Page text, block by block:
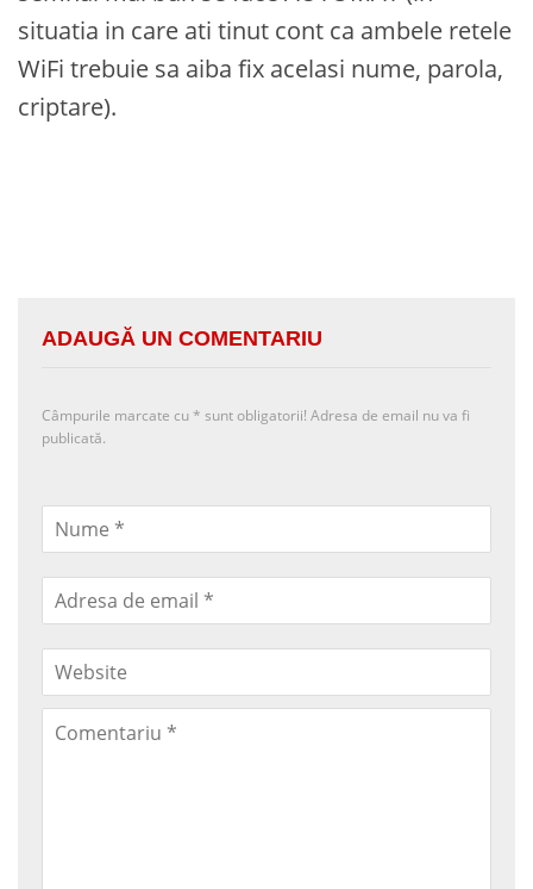
situatia in care ati tinut cont ca ambele retele
WiFi trebuie sa aiba fix acelasi nume, parola,
criptare).
ADAUGĂ UN COMENTARIU
Câmpurile marcate cu * sunt obligatorii! Adresa de email nu va fi
publicată.